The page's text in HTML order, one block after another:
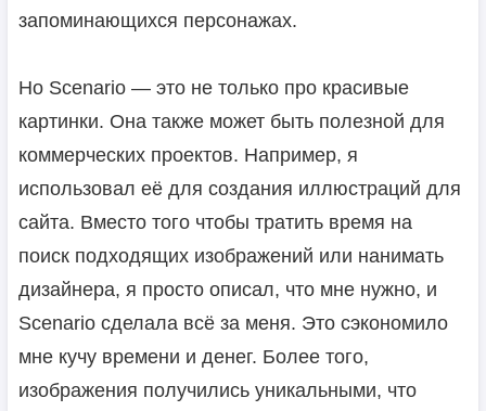
запоминающихся персонажах.
Но Scenario — это не только про красивые
картинки. Она также может быть полезной для
коммерческих проектов. Например, я
использовал её для создания иллюстраций для
сайта. Вместо того чтобы тратить время на
поиск подходящих изображений или нанимать
дизайнера, я просто описал, что мне нужно, и
Scenario сделала всё за меня. Это сэкономило
мне кучу времени и денег. Более того,
изображения получились уникальными, что